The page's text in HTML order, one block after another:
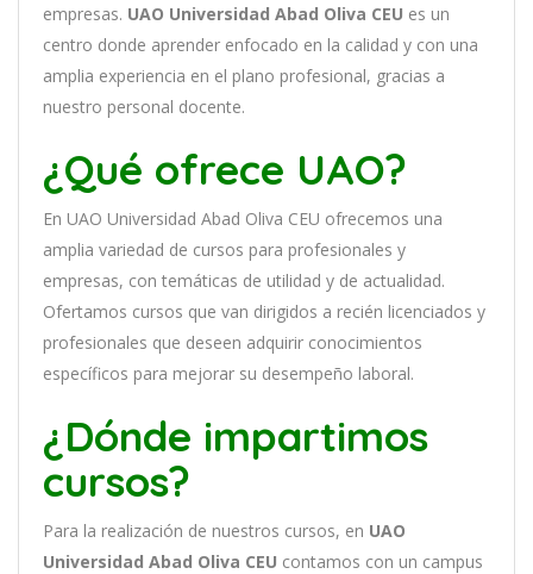
empresas. UAO Universidad Abad Oliva CEU es un
centro donde aprender enfocado en la calidad y con una
amplia experiencia en el plano profesional, gracias a
nuestro personal docente.
¿Qué ofrece UAO?
En UAO Universidad Abad Oliva CEU ofrecemos una
amplia variedad de cursos para profesionales y
empresas, con temáticas de utilidad y de actualidad.
Ofertamos cursos que van dirigidos a recién licenciados y
profesionales que deseen adquirir conocimientos
específicos para mejorar su desempeño laboral.
¿Dónde impartimos
cursos?
Para la realización de nuestros cursos, en UAO
Universidad Abad Oliva CEU contamos con un campus